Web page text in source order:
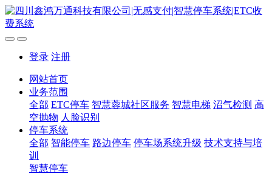
登录 注册
网站首页
业务范围
全部 ETC停车 智慧蓉城社区服务 智慧电梯 沼气检测 高
空抛物 人脸识别
停车系统
全部 智能停车 路边停车 停车场系统升级 技术支持与培
训
智慧停车